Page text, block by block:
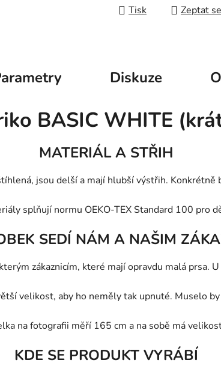
Tisk Zeptat se
Diskuze
BASIC WHITE
MATERIÁL A STŘIH
jsou delší a mají hlubší výstřih.
splňují normu OEKO-TEX Standard 100 pro
SEDÍ NÁM A NAŠIM
zákaznicím, které mají opravdu malá prsa.
velikost, aby ho neměly tak upnuté. Muselo
na fotografii měří 165 cm a na sobě má
KDE SE PRODUKT VYRÁBÍ